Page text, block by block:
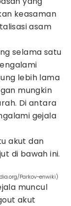
keasaman
asam
selama satu
lebih lama
mungkin
Di antara
gejala
akut dan
di bawah ini.
Parkov~enwiki)
muncul
akut